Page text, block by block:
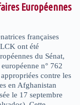
Européennes
françaises
ont été
du Sénat,
n° 762
contre les
en Afghanistan
le 17 septembre